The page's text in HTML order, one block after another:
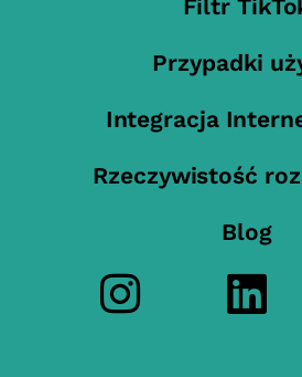
Filtr
Przypadki
Integracja
Rzeczywistość
Blog